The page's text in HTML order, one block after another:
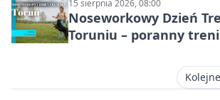
15 sierpnia 2026, 08:00
Noseworkowy Dzień
Toruniu – poranny